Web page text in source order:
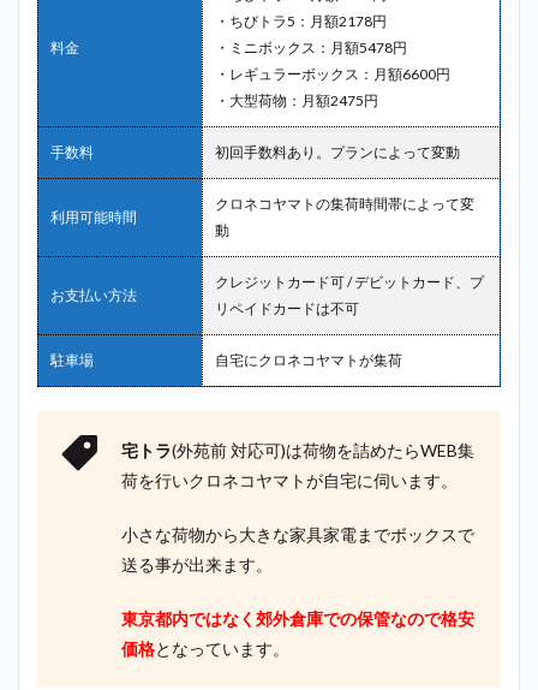
料金
・ちびトラ5：月額2178円
・ミニボックス：月額5478円
・レギュラーボックス：月額6600円
・大型荷物：月額2475円
手数料 初回手数料あり。プランによって変動
利用可能時間
クロネコヤマトの集荷時間帯によって変
動
お支払い方法
クレジットカード可 / デビットカード、プ
リペイドカードは不可
駐車場 自宅にクロネコヤマトが集荷
宅トラ(外苑前 対応可)は荷物を詰めたらWEB集
荷を行いクロネコヤマトが自宅に伺います。
小さな荷物から大きな家具家電までボックスで
送る事が出来ます。
東京都内ではなく郊外倉庫での保管なので格安
価格となっています。